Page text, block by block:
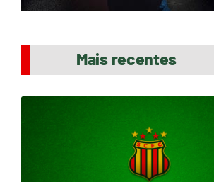
Mais recentes